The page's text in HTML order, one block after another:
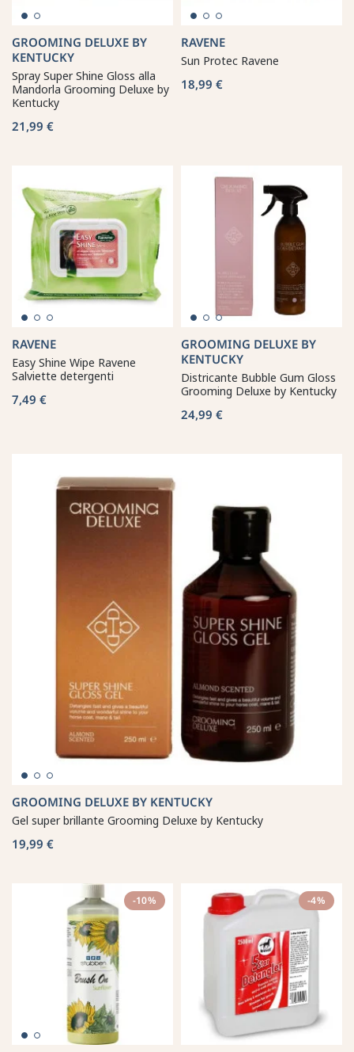
GROOMING DELUXE BY
KENTUCKY
Spray Super Shine Gloss alla
Mandorla Grooming Deluxe by
Kentucky
21,99 €
RAVENE
Sun Protec Ravene
18,99 €
RAVENE
Easy Shine Wipe Ravene
Salviette detergenti
7,49 €
GROOMING DELUXE BY
KENTUCKY
Districante Bubble Gum Gloss
Grooming Deluxe by Kentucky
24,99 €
GROOMING DELUXE BY KENTUCKY
Gel super brillante Grooming Deluxe by Kentucky
19,99 €
-10% -4%